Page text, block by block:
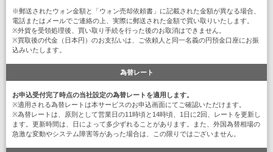
※郵送されたウォン金額と「ウォン売却依頼書」に記載された金額が異なる場合、
電話またはメールでご連絡の上、実際に郵送された金額で買い取りいたします。
※外貨を受領処理後、買い取り手続を行った後のお取消はできません。
※買取後の代金（日本円）のお支払いは、ご依頼人と同一名義の円預金口座にお振
込みいたします。
為替レート
お申込受付完了時点の当社設定の為替レートを適用します。
※適用される為替レートは本サービスのお申込画面にてご確認いただけます。
※為替レートは、原則として営業日の11時頃と14時頃、1日に2回、レートを更新し
ます。更新時間は、日によって多少ずれることがあります。また、外国為替相場の
急激な変動やシステム障害等があった場合は、この限りではございません。